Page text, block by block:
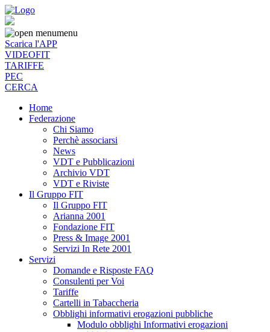
menu
Scarica l'APP
VIDEOFIT
TARIFFE
PEC
CERCA
Home
Federazione
Chi Siamo
Perchè associarsi
News
VDT e Pubblicazioni
Archivio VDT
VDT e Riviste
Il Gruppo FIT
Il Gruppo FIT
Arianna 2001
Fondazione FIT
Press & Image 2001
Servizi In Rete 2001
Servizi
Domande e Risposte FAQ
Consulenti per Voi
Tariffe
Cartelli in Tabaccheria
Obblighi informativi erogazioni pubbliche
Modulo obblighi Informativi erogazioni